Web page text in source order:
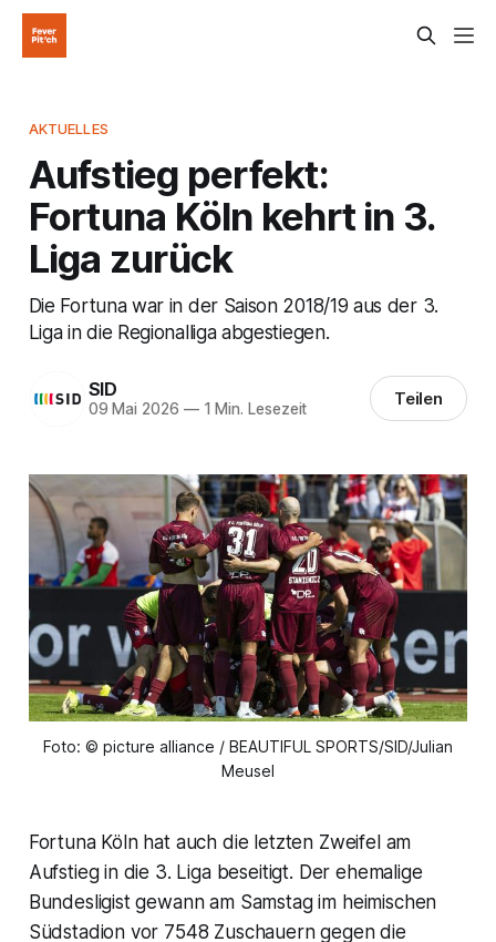
AKTUELLES
Aufstieg perfekt:
Fortuna Köln kehrt in 3.
Liga zurück
Die Fortuna war in der Saison 2018/19 aus der 3.
Liga in die Regionalliga abgestiegen.
SID
09 Mai 2026 —1 Min. Lesezeit Teilen
Foto: © picture alliance / BEAUTIFUL SPORTS/SID/Julian
Meusel
Fortuna Köln hat auch die letzten Zweifel am
Aufstieg in die 3. Liga beseitigt. Der ehemalige
Bundesligist gewann am Samstag im heimischen
Südstadion vor 7548 Zuschauern gegen die